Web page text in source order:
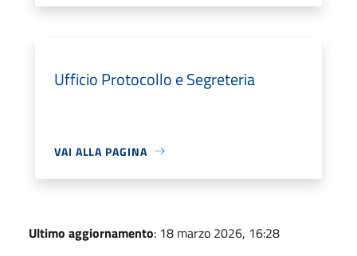
Ufficio Protocollo e Segreteria
VAI ALLA PAGINA
Ultimo aggiornamento: 18 marzo 2026, 16:28